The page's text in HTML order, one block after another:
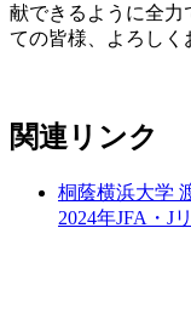
献できるように全力
ての皆様、よろしく
関連リンク
桐蔭横浜大学
2024年JFA・J